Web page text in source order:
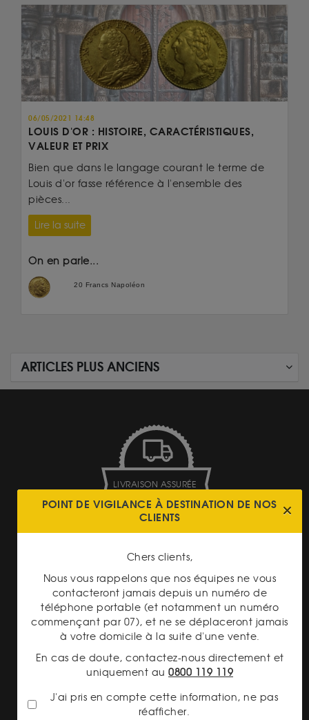
06/05/2021 14:48
LOUIS D'OR : HISTOIRE, CARACTÉRISTIQUES,
VALEUR ET PRIX
Bien que dans le langage courant le terme de
Louis d'or fasse référence à l'ensemble des
pièces...
Lire la suite
On en parle...
20 Francs Napoléon
ARTICLES PLUS ANCIENS
LIVRAISON ASSURÉE
PAIEMENT SECURISÉ
TRANSPARENCE DES
PRIX
POINT DE VIGILANCE À DESTINATION DE NOS
CLIENTS
Chers clients,
Nous vous rappelons que nos équipes ne vous
contacteront jamais depuis un numéro de
téléphone portable (et notamment un numéro
commençant par 07), et ne se déplaceront jamais
à votre domicile à la suite d'une vente.
En cas de doute, contactez-nous directement et
uniquement au 0800 119 119
J'ai pris en compte cette information, ne pas
réafficher.